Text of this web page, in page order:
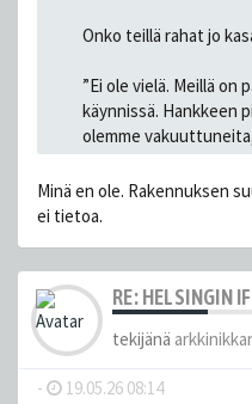
Onko teillä rahat jo
”Ei ole vielä. Meillä on
käynnissä. Hankkeen
olemme
Minä en ole. Rakennuksen
ei tietoa.
RE: HELSINGIN
tekijänä
- 19.05.26 08:14